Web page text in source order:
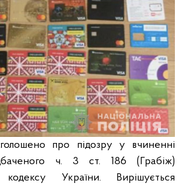
про підозру у вчиненні
ч. 3 ст. 186 (Грабіж)
кодексу України. Вирішується